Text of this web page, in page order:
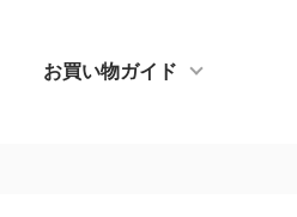
お買い物ガイド